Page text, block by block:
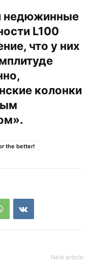
недюжинные
L100
что у них
колонки
the better!
Next article